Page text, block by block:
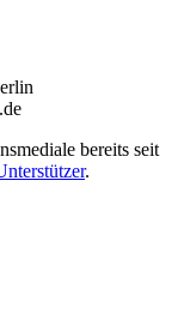
bereits seit
.